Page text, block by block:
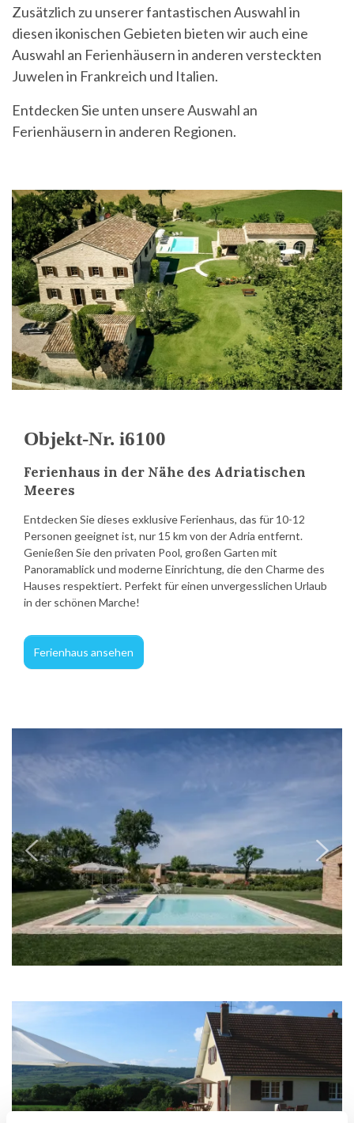
Zusätzlich zu unserer fantastischen Auswahl in
diesen ikonischen Gebieten bieten wir auch eine
Auswahl an Ferienhäusern in anderen versteckten
Juwelen in Frankreich und Italien.
Entdecken Sie unten unsere Auswahl an
Ferienhäusern in anderen Regionen.
Objekt-Nr. i6100
Ferienhaus in der Nähe des Adriatischen
Meeres
Entdecken Sie dieses exklusive Ferienhaus, das für 10-12
Personen geeignet ist, nur 15 km von der Adria entfernt.
Genießen Sie den privaten Pool, großen Garten mit
Panoramablick und moderne Einrichtung, die den Charme des
Hauses respektiert. Perfekt für einen unvergesslichen Urlaub
in der schönen Marche!
Ferienhaus ansehen